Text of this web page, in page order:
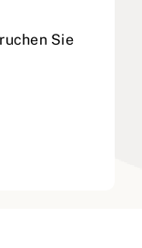
Sie